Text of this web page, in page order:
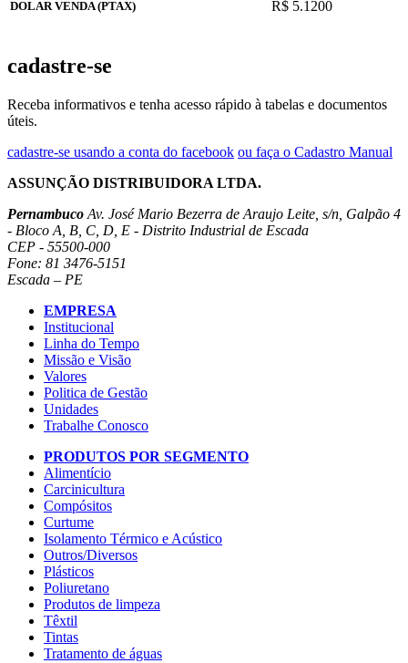
DOLAR VENDA (PTAX) R$ 5.1200
cadastre-se
Receba informativos e tenha acesso rápido à tabelas e documentos
úteis.
cadastre-se usando a conta do facebook ou faça o Cadastro Manual
ASSUNÇÃO DISTRIBUIDORA LTDA.
Pernambuco Av. José Mario Bezerra de Araujo Leite, s/n, Galpão 4
- Bloco A, B, C, D, E - Distrito Industrial de Escada
CEP - 55500-000
Fone: 81 3476-5151
Escada – PE
EMPRESA
Institucional
Linha do Tempo
Missão e Visão
Valores
Politica de Gestão
Unidades
Trabalhe Conosco
PRODUTOS POR SEGMENTO
Alimentício
Carcinicultura
Compósitos
Curtume
Isolamento Térmico e Acústico
Outros/Diversos
Plásticos
Poliuretano
Produtos de limpeza
Têxtil
Tintas
Tratamento de águas